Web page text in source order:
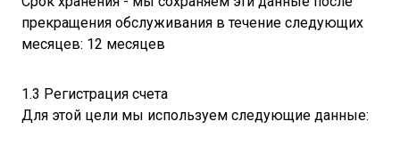
прекращения обслуживания в течение следующих
месяцев: 12 месяцев
1.3 Регистрация счета
Для этой цели мы используем следующие данные: